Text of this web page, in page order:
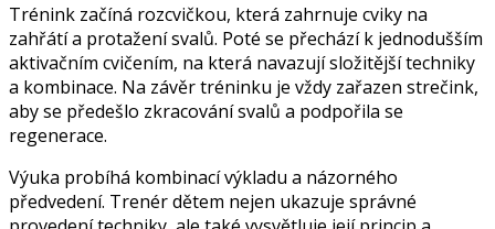
Trénink začíná rozcvičkou, která zahrnuje cviky na
zahřátí a protažení svalů. Poté se přechází k jednodušším
aktivačním cvičením, na která navazují složitější techniky
a kombinace. Na závěr tréninku je vždy zařazen strečink,
aby se předešlo zkracování svalů a podpořila se
regenerace.
Výuka probíhá kombinací výkladu a názorného
předvedení. Trenér dětem nejen ukazuje správné